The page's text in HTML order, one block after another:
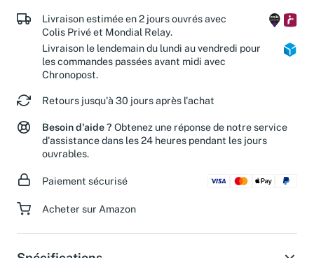
Livraison estimée en 2 jours ouvrés avec
Colis Privé et Mondial Relay.
Livraison le lendemain du lundi au vendredi pour
les commandes passées avant midi avec
Chronopost.
Retours jusqu'à 30 jours après l'achat
Besoin d'aide ? Obtenez une réponse de notre service
d'assistance dans les 24 heures pendant les jours
ouvrables.
Paiement sécurisé
Acheter sur Amazon